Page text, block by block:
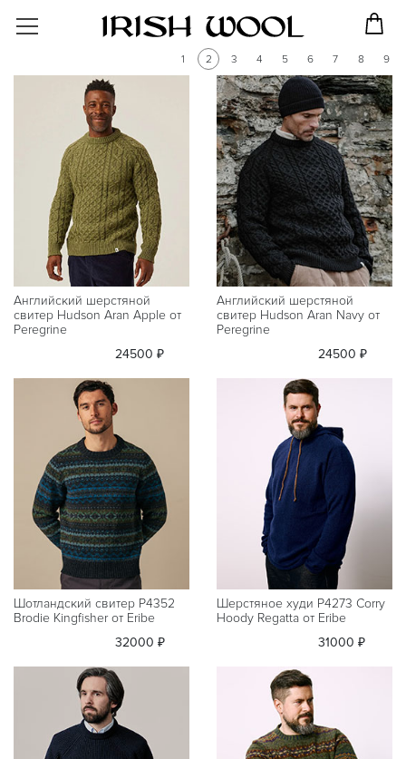
1 2 3 4 5 6 7 8 9
Английский шерстяной
свитер Hudson Aran Apple от
Peregrine
24500 ₽
Английский шерстяной
свитер Hudson Aran Navy от
Peregrine
24500 ₽
Шотландский свитер P4352
Brodie Kingfisher от Eribe
32000 ₽
Шерстяное худи P4273 Corry
Hoody Regatta от Eribe
31000 ₽